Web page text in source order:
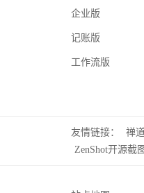
企业版
记账版
工作流版
友情链接： 禅
ZenShot开源截